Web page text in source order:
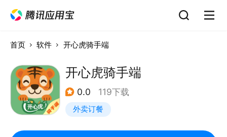
首页 软件 开心虎骑手端
开心虎骑手端
0.0 119下载
外卖订餐